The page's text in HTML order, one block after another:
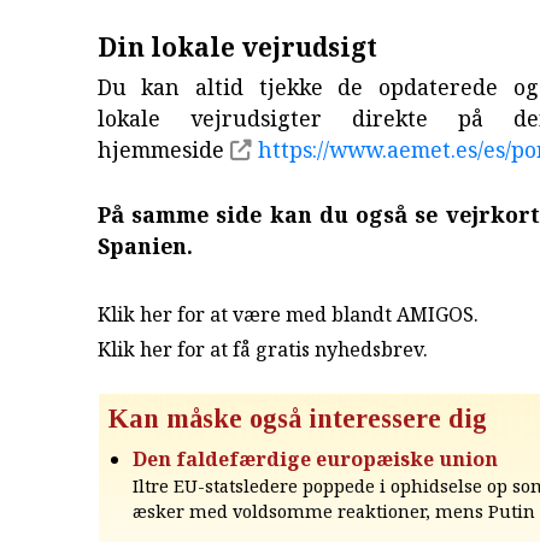
Din lokale vejrudsigt
Du kan altid tjekke de opdaterede
lokale vejrudsigter direkte på
hjemmeside
https://www.aemet.es/es/
På samme side kan du også se
Spanien.
Klik her for at være med blandt AMIGOS.
Klik her for at få gratis nyhedsbrev.
Kan måske også interessere dig
Den faldefærdige europæiske union
Iltre EU-statsledere poppede i ophidselse op
æsker med voldsomme reaktioner, mens Putin